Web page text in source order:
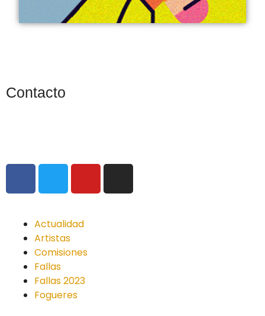
Contacto
Actualidad
Artistas
Comisiones
Fallas
Fallas 2023
Fogueres